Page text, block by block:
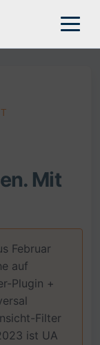
Mit
Februar
auf
Plugin +
Filter
ist UA